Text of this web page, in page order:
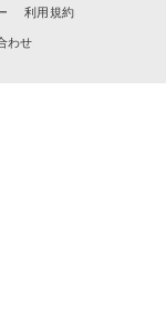
利用規約
わせ